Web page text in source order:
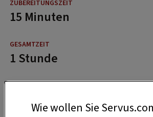
15 Minuten
1 Stunde
Wie wollen Sie